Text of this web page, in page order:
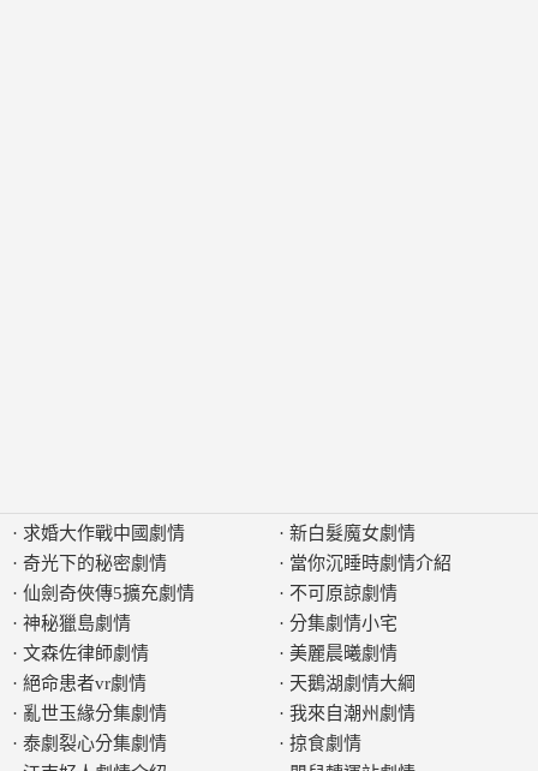
· 求婚大作戰中國劇情
· 奇光下的秘密劇情
· 仙劍奇俠傳5擴充劇情
· 神秘獵島劇情
· 文森佐律師劇情
· 絕命患者vr劇情
· 亂世玉緣分集劇情
· 泰劇裂心分集劇情
· 新白髮魔女劇情
· 當你沉睡時劇情介紹
· 不可原諒劇情
· 分集劇情小宅
· 美麗晨曦劇情
· 天鵝湖劇情大綱
· 我來自潮州劇情
· 掠食劇情